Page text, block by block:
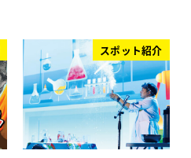
スポット紹介